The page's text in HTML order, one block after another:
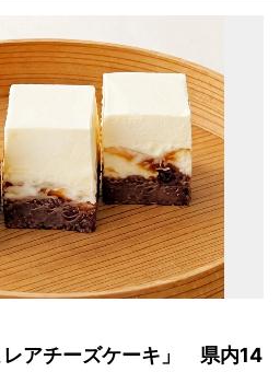
レアチーズケーキ」 県内14